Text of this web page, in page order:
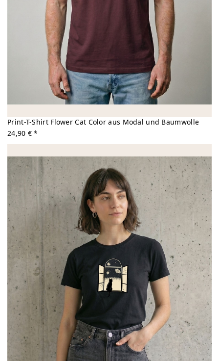
Print-T-Shirt Flower Cat Color aus Modal und Baumwolle
24,90 € *